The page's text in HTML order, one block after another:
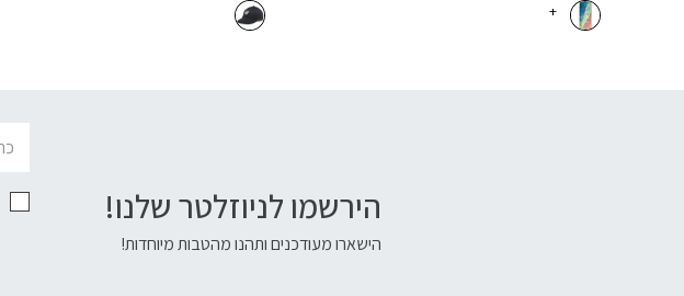
+
הירשמו לניוזלטר שלנו!
הישארו מעודכנים ותהנו מהטבות מיוחדות!